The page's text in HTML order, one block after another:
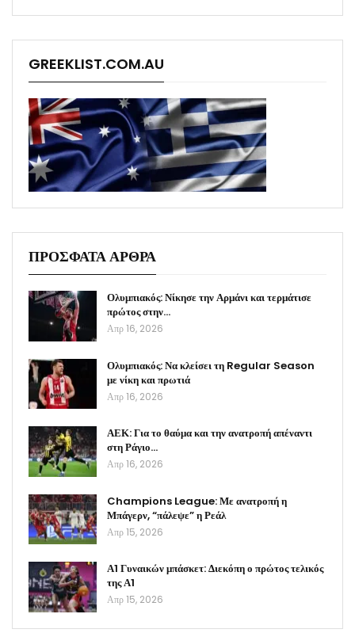
GREEKLIST.COM.AU
ΠΡΟΣΦΑΤΑ ΑΡΘΡΑ
Ολυμπιακός: Νίκησε την Αρμάνι και τερμάτισε
πρώτος στην…
Απρ 16, 2026
Ολυμπιακός: Να κλείσει τη Regular Season
με νίκη και πρωτιά
Απρ 16, 2026
ΑΕΚ: Για το θαύμα και την ανατροπή απέναντι
στη Ράγιο…
Απρ 16, 2026
Champions League: Με ανατροπή η
Μπάγερν, “πάλεψε” η Ρεάλ
Απρ 15, 2026
Α1 Γυναικών μπάσκετ: Διεκόπη ο πρώτος τελικός
της Α1
Απρ 15, 2026